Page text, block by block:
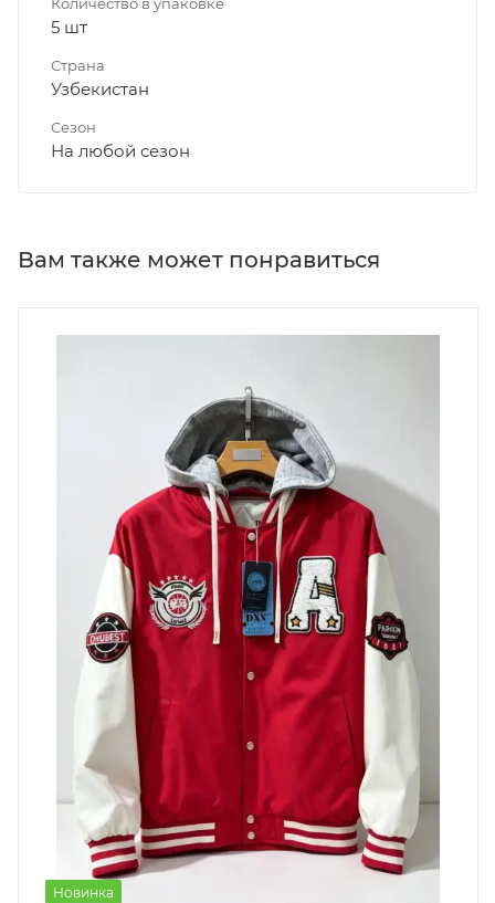
5 шт
Страна
Узбекистан
Сезон
На любой сезон
Вам также может понравиться
Новинка